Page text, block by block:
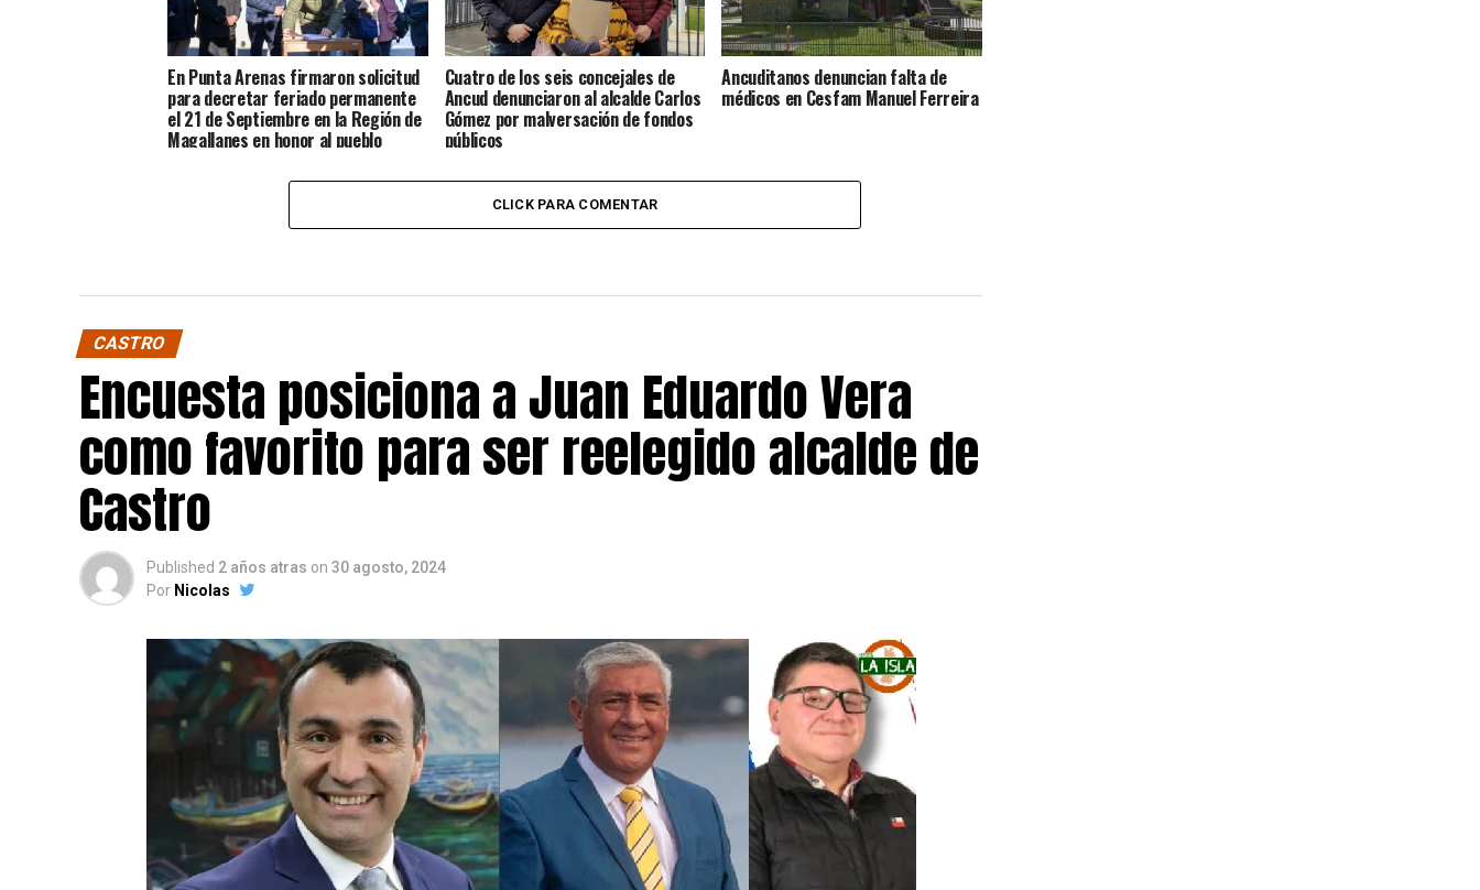
En Punta Arenas firmaron solicitud
para decretar feriado permanente
el 21 de Septiembre en la Región de
Magallanes en honor al pueblo
Cuatro de los seis concejales de
Ancud denunciaron al alcalde Carlos
Gómez por malversación de fondos
públicos
Ancuditanos denuncian falta de
médicos en Cesfam Manuel Ferreira
CLICK PARA COMENTAR
CASTRO
Encuesta posiciona a Juan Eduardo Vera
como favorito para ser reelegido alcalde de
Castro
Published 2 años atras on 30 agosto, 2024
Por Nicolas